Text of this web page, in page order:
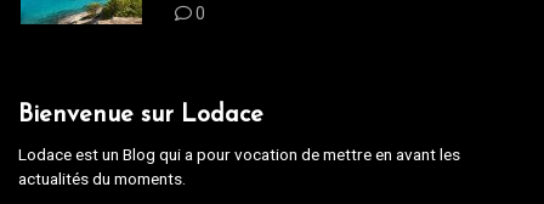
0
Bienvenue sur Lodace
Lodace est un Blog qui a pour vocation de mettre en avant les
actualités du moments.